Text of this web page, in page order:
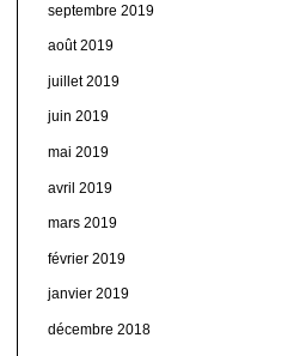
septembre 2019
août 2019
juillet 2019
juin 2019
mai 2019
avril 2019
mars 2019
février 2019
janvier 2019
décembre 2018